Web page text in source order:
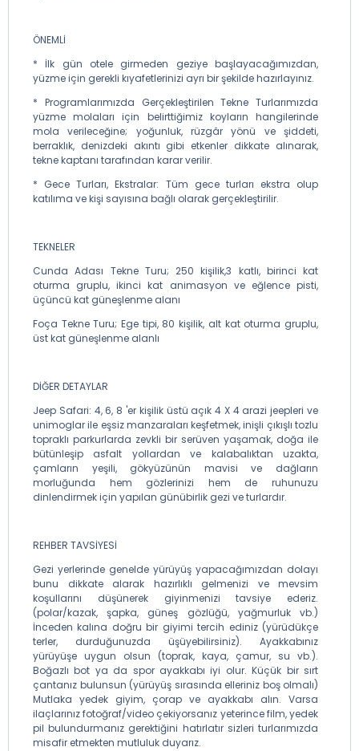
ÖNEMLİ
* İlk gün otele girmeden geziye başlayacağımızdan,
yüzme için gerekli kıyafetlerinizi ayrı bir şekilde hazırlayınız.
* Programlarımızda Gerçekleştirilen Tekne Turlarımızda
yüzme molaları için belirttiğimiz koyların hangilerinde
mola verileceğine; yoğunluk, rüzgâr yönü ve şiddeti,
berraklık, denizdeki akıntı gibi etkenler dikkate alınarak,
tekne kaptanı tarafından karar verilir.
* Gece Turları, Ekstralar: Tüm gece turları ekstra olup
katılıma ve kişi sayısına bağlı olarak gerçekleştirilir.
TEKNELER
Cunda Adası Tekne Turu; 250 kişilik,3 katlı, birinci kat
oturma gruplu, ikinci kat animasyon ve eğlence pisti,
üçüncü kat güneşlenme alanı
Foça Tekne Turu; Ege tipi, 80 kişilik, alt kat oturma gruplu,
üst kat güneşlenme alanlı
DİĞER DETAYLAR
Jeep Safari: 4, 6, 8 'er kişilik üstü açık 4 X 4 arazi jeepleri ve
unimoglar ile eşsiz manzaraları keşfetmek, inişli çıkışlı tozlu
topraklı parkurlarda zevkli bir serüven yaşamak, doğa ile
bütünleşip asfalt yollardan ve kalabalıktan uzakta,
çamların yeşili, gökyüzünün mavisi ve dağların
morluğunda hem gözlerinizi hem de ruhunuzu
dinlendirmek için yapılan günübirlik gezi ve turlardır.
REHBER TAVSİYESİ
Gezi yerlerinde genelde yürüyüş yapacağımızdan dolayı
bunu dikkate alarak hazırlıklı gelmenizi ve mevsim
koşullarını düşünerek giyinmenizi tavsiye ederiz.
(polar/kazak, şapka, güneş gözlüğü, yağmurluk vb.)
İnceden kalına doğru bir giyimi tercih ediniz (yürüdükçe
terler, durduğunuzda üşüyebilirsiniz). Ayakkabınız
yürüyüşe uygun olsun (toprak, kaya, çamur, su vb.).
Boğazlı bot ya da spor ayakkabı iyi olur. Küçük bir sırt
çantanız bulunsun (yürüyüş sırasında elleriniz boş olmalı)
Mutlaka yedek giyim, çorap ve ayakkabı alın. Varsa
ilaçlarınız fotoğraf/video çekiyorsanız yeterince film, yedek
pil bulundurmanız gerektiğini hatırlatır sizleri turlarımızda
misafir etmekten mutluluk duyarız.